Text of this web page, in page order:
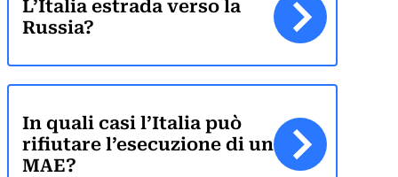
L’Italia estrada verso la
Russia?
In quali casi l’Italia può
rifiutare l’esecuzione di un
MAE?